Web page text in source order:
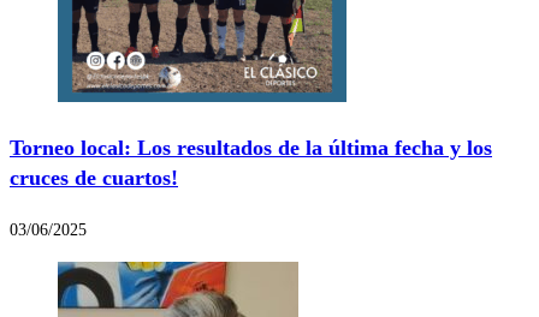
Torneo local: Los resultados de la última fecha y los
cruces de cuartos!
03/06/2025